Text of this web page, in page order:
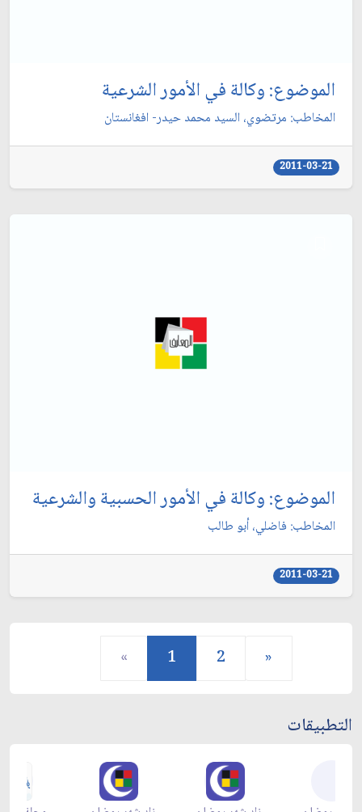
الموضوع: وكالة في الأمور الشرعية
المخاطب: مرتضوي، السيد محمد حيدر- افغانستان‏
2011-03-21
الموضوع: وكالة في الأمور الحسبية والشرعية
المخاطب: فاضلي، أبو طالب‏
2011-03-21
« 1 2 »
التطبيقات